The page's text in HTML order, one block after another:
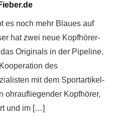
es noch mehr Blaues auf
hat zwei neue Kopfhörer-
Originals in der Pipeline.
des
mit dem Sportartikel-
ohraufliegender Kopfhörer,
und im […]